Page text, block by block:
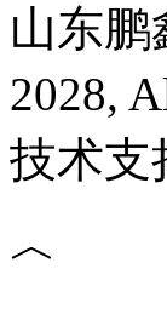
山东
2028,
技术支
︿